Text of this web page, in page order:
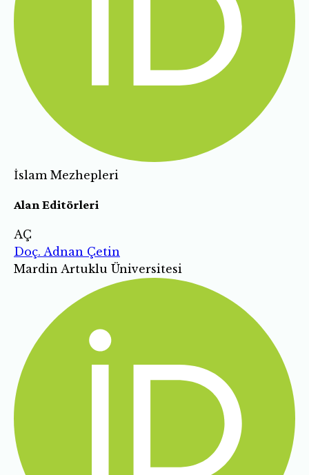
İslam Mezhepleri
Alan Editörleri
AÇ
Doç. Adnan Çetin
Mardin Artuklu Üniversitesi